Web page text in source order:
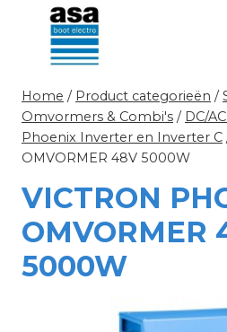
Doorgaan
inhoud
Home / Product categorieën /
Omvormers & Combi's / DC/
Phoenix Inverter en Inverter C
OMVORMER 48V 5000W
VICTRON
OMVORMER
5000W